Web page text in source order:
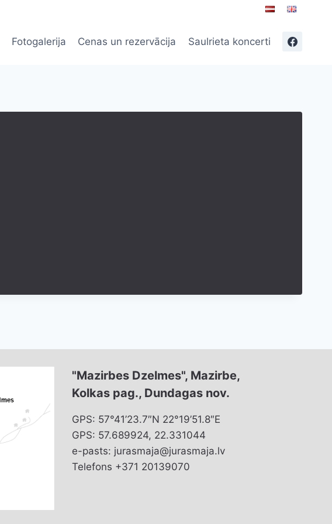
Fotogalerija Cenas un rezervācija Saulrieta koncerti
"Mazirbes Dzelmes", Mazirbe,
Kolkas pag., Dundagas nov.
GPS: 57°41’23.7″N 22°19’51.8″E
GPS: 57.689924, 22.331044
e-pasts: jurasmaja@jurasmaja.lv
Telefons +371 20139070